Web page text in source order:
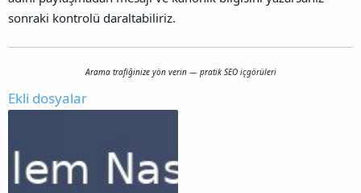
sonraki kontrolü daraltabiliriz.
Arama trafiğinize yön verin — pratik SEO içgörüleri
Ekli dosyalar